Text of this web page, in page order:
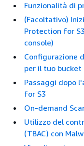
Funzionalità di
(Facoltativo)
Protection for
console)
Configurazione
per il tuo bucket
Passaggi dopo
for S3
On-demand
Utilizzo del
(TBAC) con